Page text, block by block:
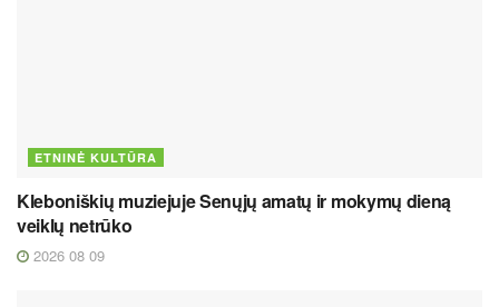
ETNINĖ KULTŪRA
Kleboniškių muziejuje Senųjų amatų ir mokymų dieną
veiklų netrūko
2026 08 09